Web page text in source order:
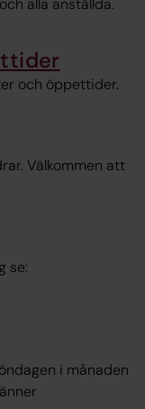
alla anställda.
och öppettider.
Välkommen att
se:
i månaden